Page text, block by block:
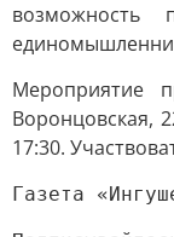
Мероприятие
Воронцовская,
17:30.
Газета